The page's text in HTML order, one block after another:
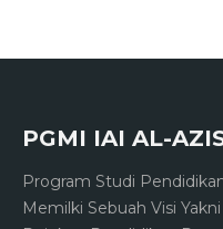
PGMI IAI AL-
Program Studi
Memilki Sebuah Visi